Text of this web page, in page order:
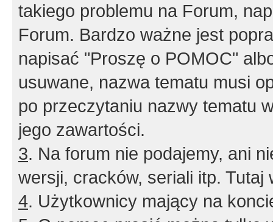
takiego problemu na Forum,
Forum. Bardzo ważne jest
napisać "Proszę o POMOC"
usuwane, nazwa tematu musi
po przeczytaniu nazwy tematu
jego zawartości.
3. Na forum nie podajemy, ani
wersji, cracków, seriali itp. Tutaj
4. Użytkownicy mający na